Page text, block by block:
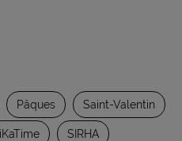
Pâques Saint-Valentin
SIRHA